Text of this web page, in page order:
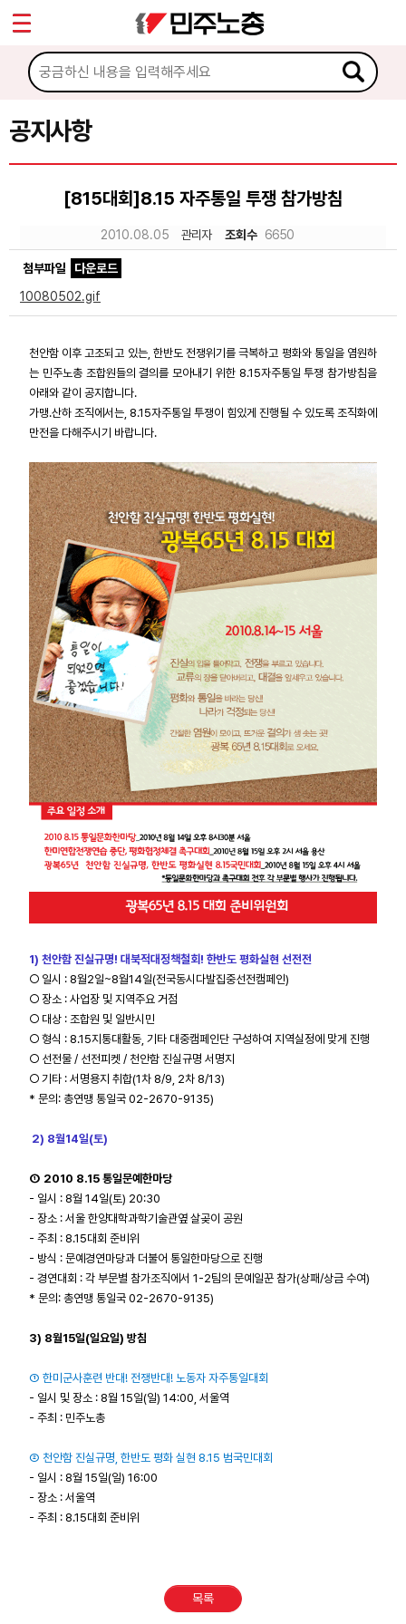
공지사항
[815대회]8.15 자주통일 투쟁 참가방침
2010.08.05 관리자 조회수 6650
첨부파일
다운로드
10080502.gif
천안함 이후 고조되고 있는, 한반도 전쟁위기를 극복하고 평화와 통일을 염원하
는 민주노총 조합원들의 결의를 모아내기 위한 8.15자주통일 투쟁 참가방침을
아래와 같이 공지합니다.
가맹.산하 조직에서는, 8.15자주통일 투쟁이 힘있게 진행될 수 있도록 조직화에
만전을 다해주시기 바랍니다.
1) 천안함 진실규명! 대북적대정책철회! 한반도 평화실현 선전전
○ 일시 : 8월2일~8월14일(전국동시다발집중선전캠페인)
○ 장소 : 사업장 및 지역주요 거점
○ 대상 : 조합원 및 일반시민
○ 형식 : 8.15지통대활동, 기타 대중캠페인단 구성하여 지역실정에 맞게 진행
○ 선전물 / 선전피켓 / 천안함 진실규명 서명지
○ 기타 : 서명용지 취합(1차 8/9, 2차 8/13)
* 문의: 총연맹 통일국 02-2670-9135)
2) 8월14일(토)
① 2010 8.15 통일문예한마당
- 일시 : 8월 14일(토) 20:30
- 장소 : 서울 한양대학과학기술관옆 살곶이 공원
- 주최 : 8.15대회 준비위
- 방식 : 문예경연마당과 더불어 통일한마당으로 진행
- 경연대회 : 각 부문별 참가조직에서 1-2팀의 문예일꾼 참가(상패/상금 수여)
* 문의: 총연맹 통일국 02-2670-9135)
3) 8월15일(일요일) 방침
① 한미군사훈련 반대! 전쟁반대! 노동자 자주통일대회
- 일시 및 장소 : 8월 15일(일) 14:00, 서울역
- 주최 : 민주노총
② 천안함 진실규명, 한반도 평화 실현 8.15 범국민대회
- 일시 : 8월 15일(일) 16:00
- 장소 : 서울역
- 주최 : 8.15대회 준비위
목록
마이페이지
소개
소식
공지사항
성명·보도
노동상담
부설기관
Sketchbook5, 스케치북5
Sketchbook5, 스케치북5